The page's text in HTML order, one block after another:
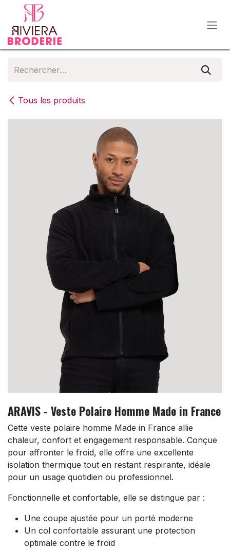
Se rendre au contenu
Tous les produits
ARAVIS - Veste Polaire Homme Made in France
Cette veste polaire homme Made in France allie
chaleur, confort et engagement responsable. Conçue
pour affronter le froid, elle offre une excellente
isolation thermique tout en restant respirante, idéale
pour un usage quotidien ou professionnel.
Fonctionnelle et confortable, elle se distingue par :
Une coupe ajustée pour un porté moderne
Un col confortable assurant une protection
optimale contre le froid